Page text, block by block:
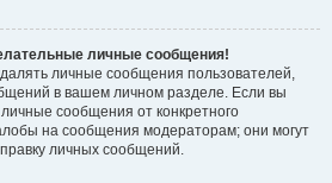
личные сообщения!
личные сообщения пользователей,
в вашем личном разделе. Если вы
сообщения от конкретного
на сообщения модераторам; они могут
личных сообщений.